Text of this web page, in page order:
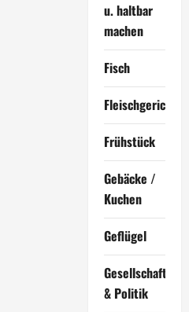
u. haltbar
machen
Fisch
Fleischgerichte
Frühstück
Gebäcke /
Kuchen
Geflügel
Gesellschaft
& Politik